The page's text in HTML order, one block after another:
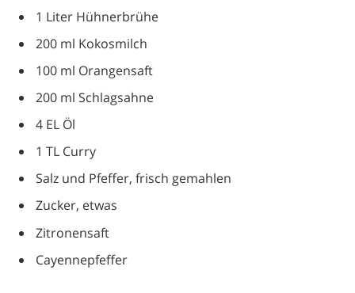
1 Liter Hühnerbrühe
200 ml Kokosmilch
100 ml Orangensaft
200 ml Schlagsahne
4 EL Öl
1 TL Curry
Salz und Pfeffer, frisch gemahlen
Zucker, etwas
Zitronensaft
Cayennepfeffer